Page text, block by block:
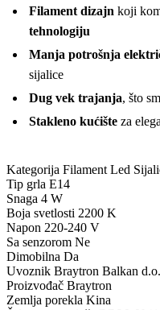
Filament dizajn koji
tehnologiju
Manja potrošnja
sijalice
Dug vek trajanja, što
Stakleno kućište za
Kategorija Filament Led
Tip grla E14
Snaga 4 W
Boja svetlosti 2200 K
Napon 220-240 V
Sa senzorom Ne
Dimobilna Da
Uvoznik Braytron Balkan
Proizvođač Braytron
Zemlja porekla Kina